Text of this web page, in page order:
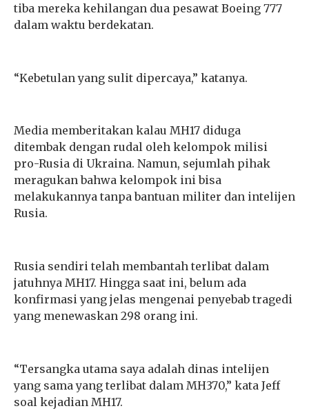
tiba mereka kehilangan dua pesawat Boeing 777
dalam waktu berdekatan.
“Kebetulan yang sulit dipercaya,” katanya.
Media memberitakan kalau MH17 diduga
ditembak dengan rudal oleh kelompok milisi
pro-Rusia di Ukraina. Namun, sejumlah pihak
meragukan bahwa kelompok ini bisa
melakukannya tanpa bantuan militer dan intelijen
Rusia.
Rusia sendiri telah membantah terlibat dalam
jatuhnya MH17. Hingga saat ini, belum ada
konfirmasi yang jelas mengenai penyebab tragedi
yang menewaskan 298 orang ini.
“Tersangka utama saya adalah dinas intelijen
yang sama yang terlibat dalam MH370,” kata Jeff
soal kejadian MH17.